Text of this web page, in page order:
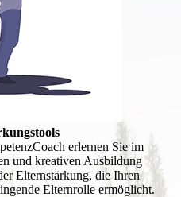
erlernen Sie im
und kreativen Ausbildung
Elternstärkung, die Ihren
Elternrolle ermöglicht.